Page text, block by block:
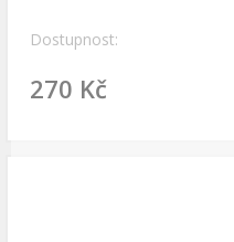
Dostupnost:
270 Kč